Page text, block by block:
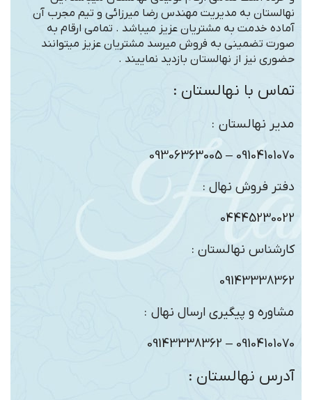
نهالستان به مدیریت مهندس رضا میرزائی و تیم مجرب آن
آماده خدمت به مشتریان عزیز میباشد . تمامی ارقام به
صورت تضمینی به فروش میرسد مشتریان عزیز میتوانند
حضوری نیز از نهالستان بازدید نماییند .
تماس با نهالستان :
مدیر نهالستان :
09104101070 – 09306363005
دفتر فروش نهال :
04445230022
کارشناس نهالستان :
09143338362
مشاوره و پیگیری ارسال نهال :
09104101070 – 09143338362
آدرس نهالستان :